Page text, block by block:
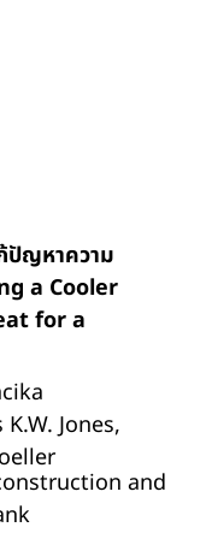
ปัญหาความ
a Cooler
for a
Jones,
and